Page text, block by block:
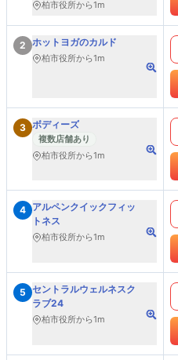
柏市役所から1m
2 ホットヨガのカルド
柏市役所から1m
3 ボディーズ
複数店舗あり
柏市役所から1m
4 アルペンクイックフィッ
トネス
柏市役所から1m
5 セントラルウェルネスク
ラブ24
柏市役所から1m